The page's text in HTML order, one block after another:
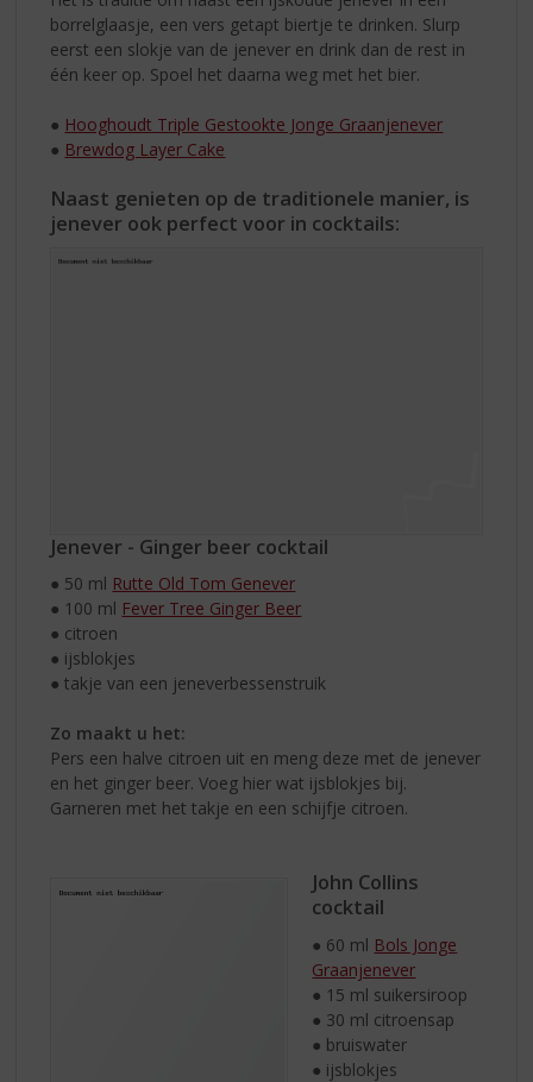
borrelglaasje, een vers getapt biertje te drinken. Slurp
eerst een slokje van de jenever en drink dan de rest in
één keer op. Spoel het daarna weg met het bier.
● Hooghoudt Triple Gestookte Jonge Graanjenever
● Brewdog Layer Cake
Naast genieten op de traditionele manier, is
jenever ook perfect voor in cocktails:
Jenever - Ginger beer cocktail
● 50 ml Rutte Old Tom Genever
● 100 ml Fever Tree Ginger Beer
● citroen
● ijsblokjes
● takje van een jeneverbessenstruik
Zo maakt u het:
Pers een halve citroen uit en meng deze met de jenever
en het ginger beer. Voeg hier wat ijsblokjes bij.
Garneren met het takje en een schijfje citroen.
John Collins
cocktail
● 60 ml Bols Jonge
Graanjenever
● 15 ml suikersiroop
● 30 ml citroensap
● bruiswater
● ijsblokjes